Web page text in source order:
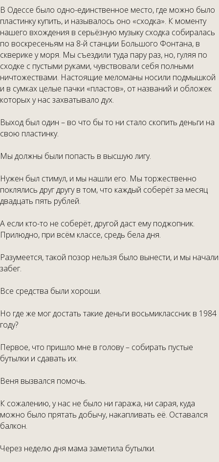
В Одессе было одно-единственное место, где можно было
пластинку купить, и называлось оно «сходка». К моменту
нашего вхождения в серьёзную музыку сходка собиралась
по воскресеньям на 8-й станции Большого Фонтана, в
скверике у моря. Мы съездили туда пару раз, но, гуляя по
сходке с пустыми руками, чувствовали себя полными
ничтожествами. Настоящие меломаны носили подмышкой
и в сумках целые пачки «пластов», от названий и обложек
которых у нас захватывало дух.
Выход был один – во что бы то ни стало скопить деньги на
свою пластинку.
Мы должны были попасть в высшую лигу.
Нужен был стимул, и мы нашли его. Мы торжественно
поклялись друг другу в том, что каждый соберёт за месяц
двадцать пять рублей.
А если кто-то не соберёт, другой даст ему поджопник.
Прилюдно, при всём классе, средь бела дня.
Разумеется, такой позор нельзя было вынести, и мы начали
забег.
Все средства были хороши.
Но где же мог достать такие деньги восьмиклассник в 1984
году?
Первое, что пришло мне в голову – собирать пустые
бутылки и сдавать их.
Веня вызвался помочь.
К сожалению, у нас не было ни гаража, ни сарая, куда
можно было прятать добычу, накапливать её. Оставался
балкон.
Через неделю дня мама заметила бутылки.